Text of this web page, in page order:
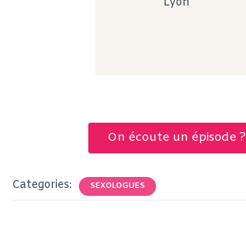
On écoute un épisode ?
Categories: SEXOLOGUES